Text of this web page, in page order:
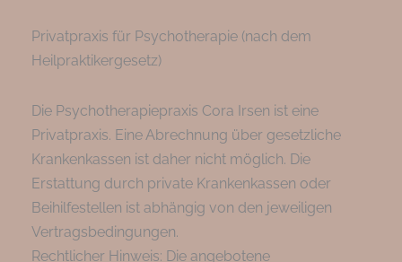
Privatpraxis für Psychotherapie (nach dem
Heilpraktikergesetz)
Die Psychotherapiepraxis Cora Irsen ist eine
Privatpraxis. Eine Abrechnung über gesetzliche
Krankenkassen ist daher nicht möglich. Die
Erstattung durch private Krankenkassen oder
Beihilfestellen ist abhängig von den jeweiligen
Vertragsbedingungen.
Rechtlicher Hinweis: Die angebotene